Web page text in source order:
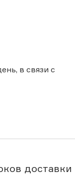
в связи с
доставки